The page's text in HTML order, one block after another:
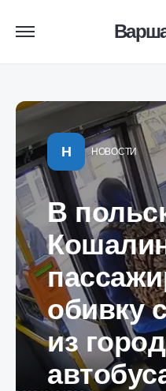
Н НОВОСТИ
В
обивку
из